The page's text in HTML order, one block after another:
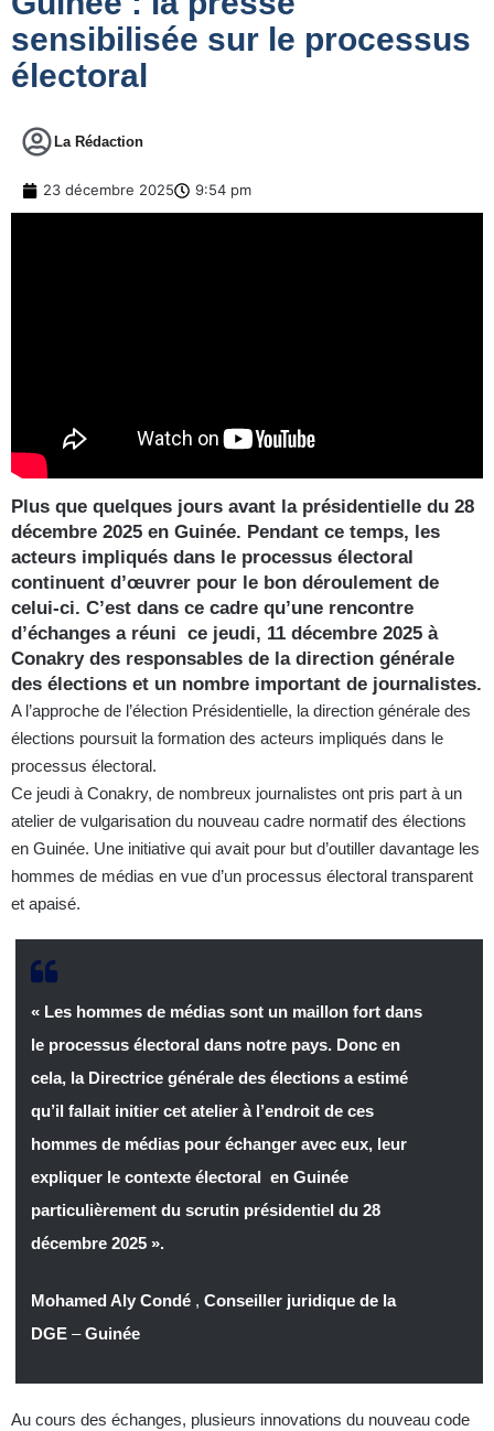
sensibilisée sur le processus
électoral
La Rédaction
23 décembre 2025 9:54 pm
Plus que quelques jours avant la présidentielle du 28
décembre 2025 en Guinée. Pendant ce temps, les
acteurs impliqués dans le processus électoral
continuent d’œuvrer pour le bon déroulement de
celui-ci. C’est dans ce cadre qu’une rencontre
d’échanges a réuni ce jeudi, 11 décembre 2025 à
Conakry des responsables de la direction générale
des élections et un nombre important de journalistes.
A l’approche de l’élection Présidentielle, la direction générale des
élections poursuit la formation des acteurs impliqués dans le
processus électoral.
Ce jeudi à Conakry, de nombreux journalistes ont pris part à un
atelier de vulgarisation du nouveau cadre normatif des élections
en Guinée. Une initiative qui avait pour but d’outiller davantage les
hommes de médias en vue d’un processus électoral transparent
et apaisé.
« Les hommes de médias sont un maillon fort dans
le processus électoral dans notre pays. Donc en
cela, la Directrice générale des élections a estimé
qu’il fallait initier cet atelier à l’endroit de ces
hommes de médias pour échanger avec eux, leur
expliquer le contexte électoral en Guinée
particulièrement du scrutin présidentiel du 28
décembre 2025 ».
Mohamed Aly Condé , Conseiller juridique de la
DGE–Guinée
Au cours des échanges, plusieurs innovations du nouveau code